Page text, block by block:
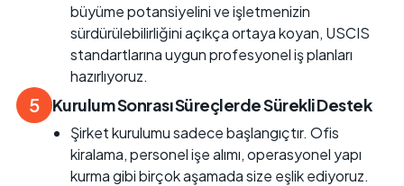
büyüme potansiyelini ve işletmenizin
sürdürülebilirliğini açıkça ortaya koyan, USCIS
standartlarına uygun profesyonel iş planları
hazırlıyoruz.
5 Kurulum Sonrası Süreçlerde Sürekli Destek
Şirket kurulumu sadece başlangıçtır. Ofis
kiralama, personel işe alımı, operasyonel yapı
kurma gibi birçok aşamada size eşlik ediyoruz.